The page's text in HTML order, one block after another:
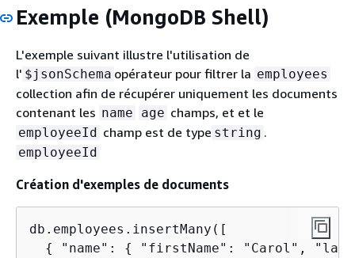
Exemple (MongoDB Shell)
L'exemple suivant illustre l'utilisation de
l' $jsonSchema opérateur pour filtrer la employees
collection afin de récupérer uniquement les documents
contenant les name age champs, et et le
employeeId champ est de type string .
employeeId
Création d'exemples de documents
db.employees.insertMany([
{
"name": {
"firstName": "Carol",